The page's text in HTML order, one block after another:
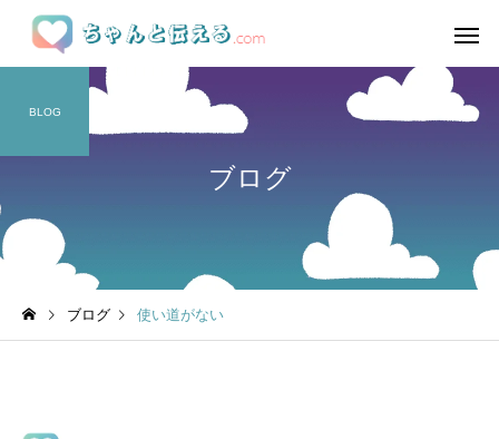
ブログ
BLOG
ブログ 使い道がない